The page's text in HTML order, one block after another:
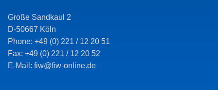
Große Sandkaul 2
D-50667 Köln
Phone: +49 (0) 221 / 12 20 51
Fax: +49 (0) 221 / 12 20 52
E-Mail: fiw@fiw-online.de